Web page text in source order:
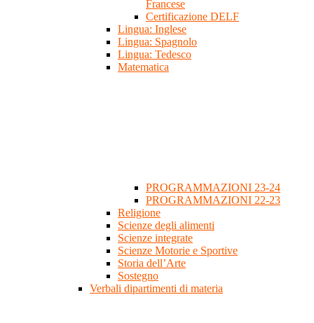
Francese
Certificazione DELF
Lingua: Inglese
Lingua: Spagnolo
Lingua: Tedesco
Matematica
PROGRAMMAZIONI 23-24
PROGRAMMAZIONI 22-23
Religione
Scienze degli alimenti
Scienze integrate
Scienze Motorie e Sportive
Storia dell’Arte
Sostegno
Verbali dipartimenti di materia